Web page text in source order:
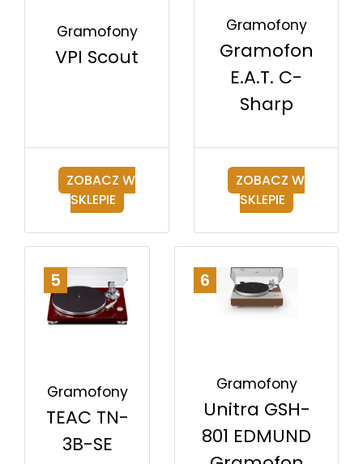
Gramofony
VPI Scout
ZOBACZ W
SKLEPIE
Gramofony
Gramofon
E.A.T. C-
Sharp
ZOBACZ W
SKLEPIE
5
Gramofony
TEAC TN-
3B-SE
6
Gramofony
Unitra GSH-
801 EDMUND